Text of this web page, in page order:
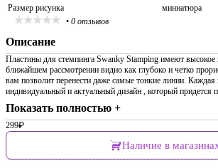
Размер рисунка
миниатюра
• 0 отзывов
Описание
Пластины для стемпинга Swanky Stamping имеют высокое
ближайшем рассмотрении видно как глубоко и четко
вам позволит перенести даже самые тонкие линии. Каждая
индивидуальный и актуальный дизайн , который
Показать полностью +
299₽
Наличие в